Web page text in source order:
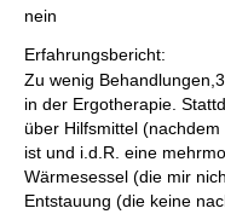
nein
Erfahrungsbericht:
Zu wenig
in der Ergotherapie.
über Hilfsmittel
ist und i.d.R. eine
Wärmesessel (die mir
Entstauung (die keine